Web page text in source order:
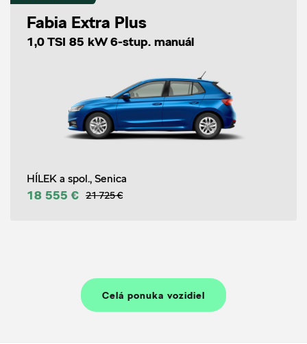
Fabia Extra Plus
1,0 TSI 85 kW 6-stup. manuál
HÍLEK a spol., Senica
18 555 € 21 725 €
Celá ponuka vozidiel